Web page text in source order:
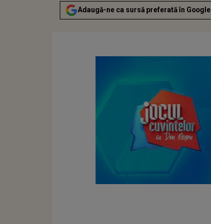
Adaugă-ne ca sursă preferată în Google